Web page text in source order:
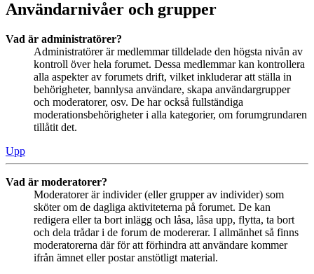
Användarnivåer och grupper
Vad är administratörer?
Administratörer är medlemmar tilldelade den högsta nivån av
kontroll över hela forumet. Dessa medlemmar kan kontrollera
alla aspekter av forumets drift, vilket inkluderar att ställa in
behörigheter, bannlysa användare, skapa användargrupper
och moderatorer, osv. De har också fullständiga
moderationsbehörigheter i alla kategorier, om forumgrundaren
tillåtit det.
Upp
Vad är moderatorer?
Moderatorer är individer (eller grupper av individer) som
sköter om de dagliga aktiviteterna på forumet. De kan
redigera eller ta bort inlägg och låsa, låsa upp, flytta, ta bort
och dela trådar i de forum de modererar. I allmänhet så finns
moderatorerna där för att förhindra att användare kommer
ifrån ämnet eller postar anstötligt material.